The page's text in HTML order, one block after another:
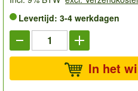
Levertijd: 3-4 werkdagen
In het